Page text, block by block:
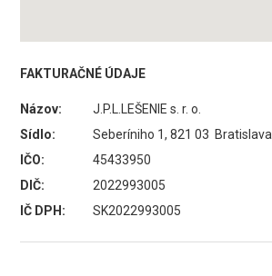
FAKTURAČNÉ ÚDAJE
Názov:
J.P.L.LEŠENIE s. r. o.
Sídlo:
Seberíniho 1, 821 03 Bratislava
IČO:
45433950
DIČ:
2022993005
IČ DPH:
SK2022993005